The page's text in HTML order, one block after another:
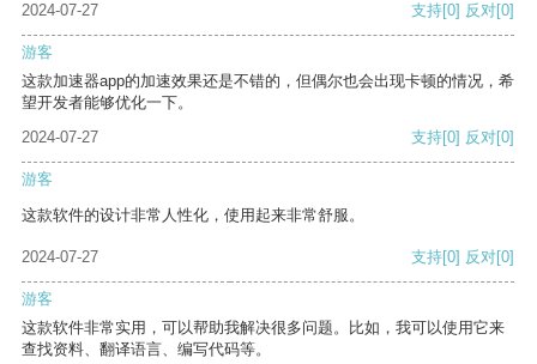
2024-07-27 支持[0] 反对[0]
游客
这款加速器app的加速效果还是不错的，但偶尔也会出现卡顿的情况，希
望开发者能够优化一下。
2024-07-27
支持[0] 反对[0]
游客
这款软件的设计非常人性化，使用起来非常舒服。
2024-07-27 支持[0] 反对[0]
游客
这款软件非常实用，可以帮助我解决很多问题。比如，我可以使用它来
查找资料、翻译语言、编写代码等。